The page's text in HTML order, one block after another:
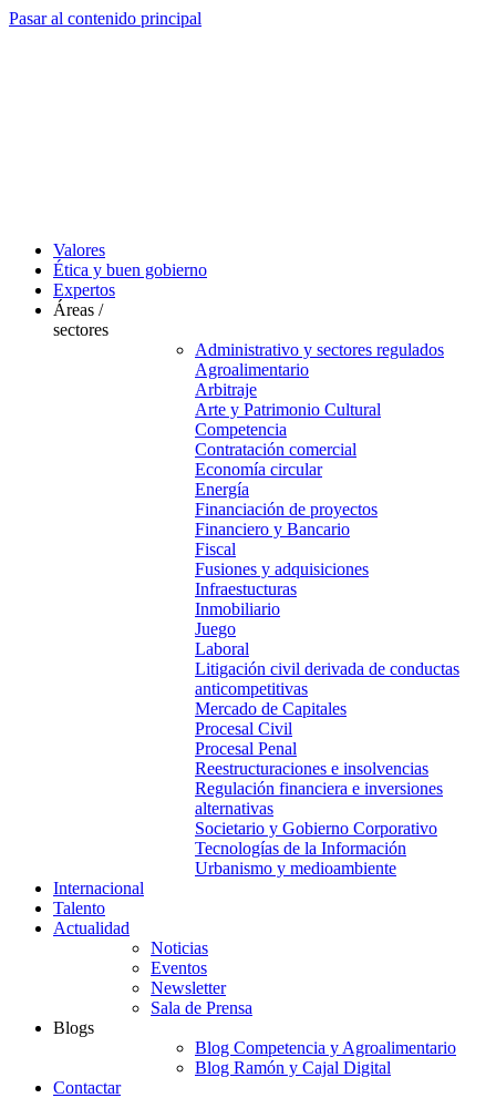
Pasar al contenido principal
Valores
Ética y buen gobierno
Expertos
Áreas /
sectores
Administrativo y sectores regulados
Agroalimentario
Arbitraje
Arte y Patrimonio Cultural
Competencia
Contratación comercial
Economía circular
Energía
Financiación de proyectos
Financiero y Bancario
Fiscal
Fusiones y adquisiciones
Infraestucturas
Inmobiliario
Juego
Laboral
Litigación civil derivada de conductas
anticompetitivas
Mercado de Capitales
Procesal Civil
Procesal Penal
Reestructuraciones e insolvencias
Regulación financiera e inversiones
alternativas
Societario y Gobierno Corporativo
Tecnologías de la Información
Urbanismo y medioambiente
Internacional
Talento
Actualidad
Noticias
Eventos
Newsletter
Sala de Prensa
Blogs
Blog Competencia y Agroalimentario
Blog Ramón y Cajal Digital
Contactar